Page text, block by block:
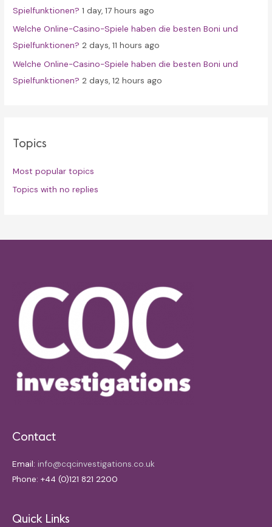
Spielfunktionen? 1 day, 17 hours ago
Welche Online-Casino-Spiele haben die besten Boni und
Spielfunktionen? 2 days, 11 hours ago
Welche Online-Casino-Spiele haben die besten Boni und
Spielfunktionen? 2 days, 12 hours ago
Topics
Most popular topics
Topics with no replies
Contact
Email: info@cqcinvestigations.co.uk
Phone: +44 (0)121 821 2200
Quick Links